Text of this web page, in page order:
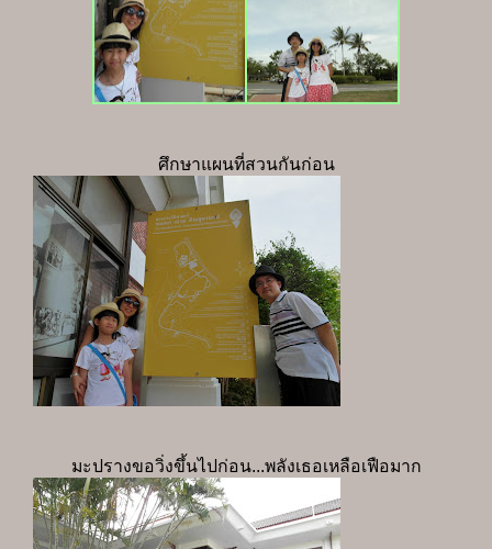
ศึกษาแผนที่สวนกันก่อน
มะปรางขอวิ่งขึ้นไปก่อน...พลังเธอเหลือเฟือมาก